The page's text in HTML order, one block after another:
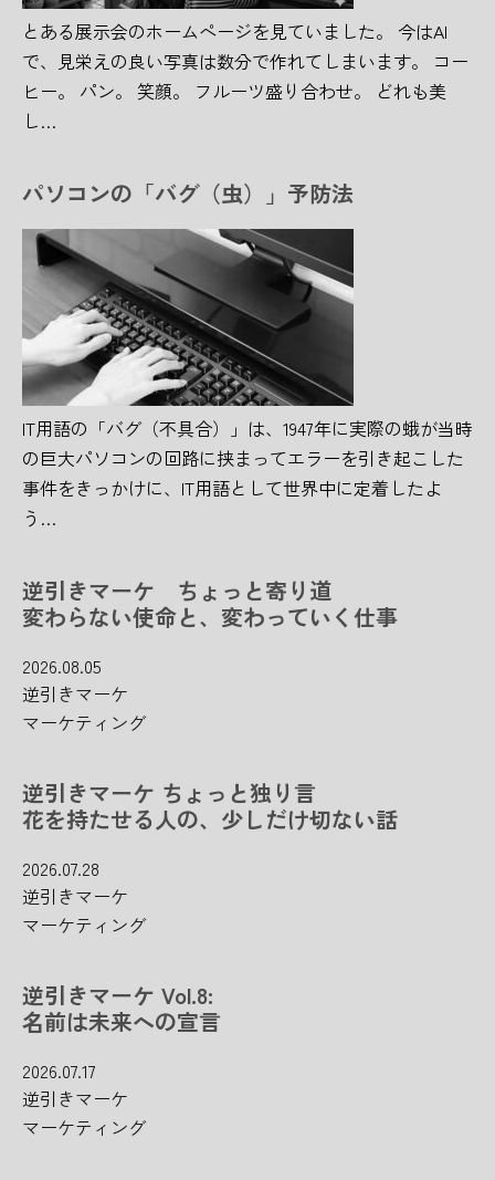
とある展示会のホームページを見ていました。 今はAI
で、見栄えの良い写真は数分で作れてしまいます。 コー
ヒー。 パン。 笑顔。 フルーツ盛り合わせ。 どれも美
し…
パソコンの「バグ（虫）」予防法
IT用語の「バグ（不具合）」は、1947年に実際の蛾が当時
の巨大パソコンの回路に挟まってエラーを引き起こした
事件をきっかけに、IT用語として世界中に定着したよ
う…
逆引きマーケ ちょっと寄り道
変わらない使命と、変わっていく仕事
2026.08.05
逆引きマーケ
マーケティング
逆引きマーケ ちょっと独り言
花を持たせる人の、少しだけ切ない話
2026.07.28
逆引きマーケ
マーケティング
逆引きマーケ Vol.8:
名前は未来への宣言
2026.07.17
逆引きマーケ
マーケティング